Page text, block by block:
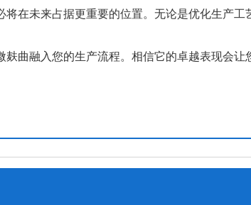
在未来占据更重要的位置。无论是优化生产工
曲融入您的生产流程。相信它的卓越表现会让